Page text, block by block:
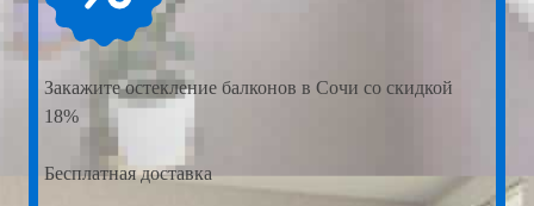
Закажитеостекление балконов в Сочи со скидкой
18%
Бесплатная доставка